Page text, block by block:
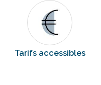
Tarifs accessibles